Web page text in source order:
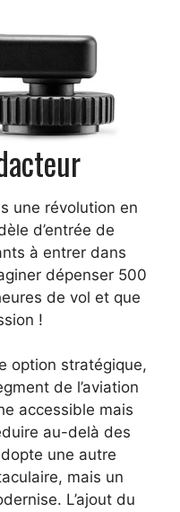
une révolution en
d’entrée de
à entrer dans
dépenser 500
de vol et que
!
option stratégique,
de l’aviation
accessible mais
au-delà des
une autre
mais un
L’ajout du